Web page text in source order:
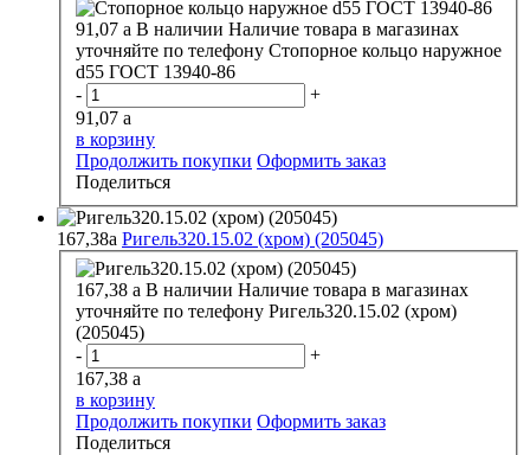
91,07 a В наличии Наличие товара в магазинах
уточняйте по телефону Стопорное кольцо наружное
d55 ГОСТ 13940-86
-
+
91,07 a
в корзину
Продолжить покупки Оформить заказ
Поделиться
167,38a Ригель320.15.02 (хром) (205045)
167,38 a В наличии Наличие товара в магазинах
уточняйте по телефону Ригель320.15.02 (хром)
(205045)
-
+
167,38 a
в корзину
Продолжить покупки Оформить заказ
Поделиться